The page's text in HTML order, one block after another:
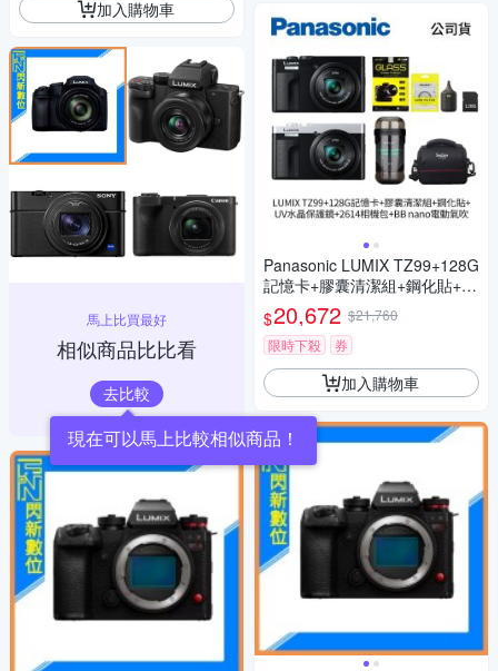
加入購物車
馬上比買最好
相似商品比比看
去比較
現在可以馬上比較相似商品！
Panasonic LUMIX TZ99+128G
記憶卡+膠囊清潔組+鋼化貼+水
晶保護鏡+2614相機包+NITEC
ORE BB nano 迷你電動氣吹
(公司貨)
$20,672 $21,760
限時下殺
券
加入購物車